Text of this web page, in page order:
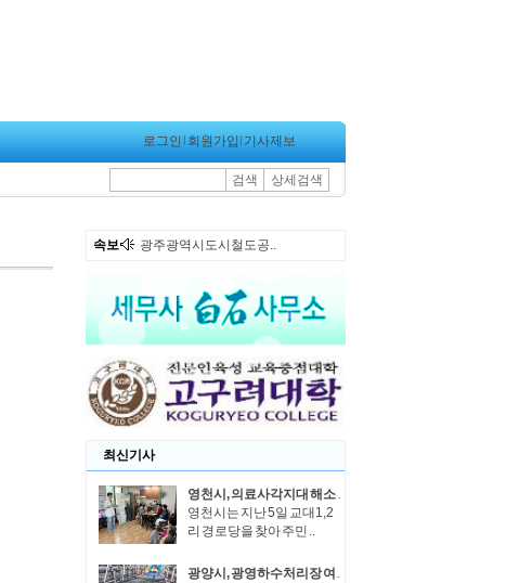
로그인 회원가입 기사제보
검색 상세검색
속보 광주광역시도시철도공..
최신기사
영천시, 의료사각지대 해소 위해 방문의료 지원사업 박차
영천시는 지난 5일 교대1,2
리 경로당을 찾아 주민 ..
광양시, 광영하수처리장 여과분리막 정밀세정 완료